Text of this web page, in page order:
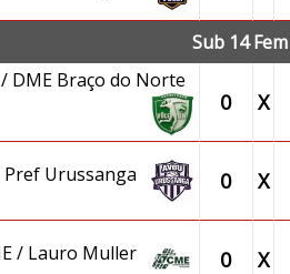
Sub 14
DME Braço do Norte
0 X
Pref Urussanga 0 X
/ Lauro Muller 0 X